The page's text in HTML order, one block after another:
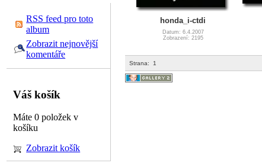
RSS feed pro toto
album
Zobrazit nejnovější
komentáře
Váš košík
Máte 0 položek v
košíku
Zobrazit košík
honda_i-ctdi
Datum: 6.4.2007
Zobrazení: 2195
Strana: 1